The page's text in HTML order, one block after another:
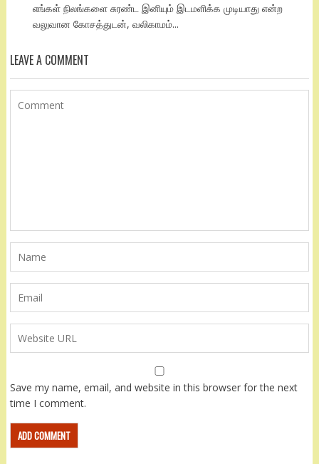
எங்கள் நிலங்களை சுரண்ட இனியும் இடமளிக்க முடியாது என்ற
வலுவான கோசத்துடன், வலிகாமம்...
LEAVE A COMMENT
Save my name, email, and website in this browser for the next
time I comment.